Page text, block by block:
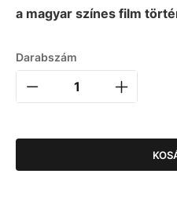
a magyar színes film
Darabszám